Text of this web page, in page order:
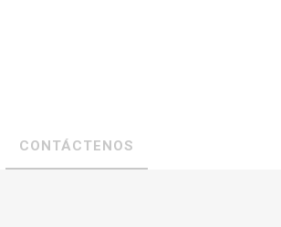
CONTÁCTENOS